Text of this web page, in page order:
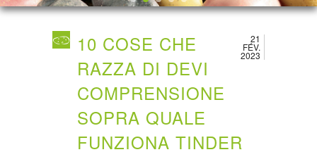
21
FÉV.
2023
10 COSE CHE
RAZZA DI DEVI
COMPRENSIONE
SOPRA QUALE
FUNZIONA TINDER